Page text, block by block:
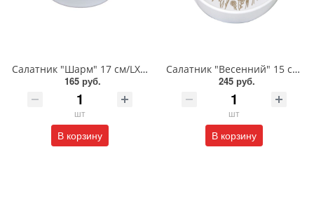
Салатник "Шарм" 17 см/LXCW70
165 руб.
шт
В корзину
Салатник "Весенний" 15 см/MFK20671
245 руб.
шт
В корзину